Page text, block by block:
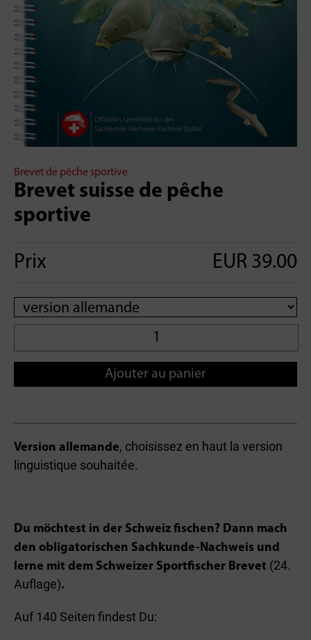
Brevet de pêche sportive
Brevet suisse de pêche
sportive
Prix EUR 39.00
Ajouter au panier
Version allemande, choisissez en haut la version
linguistique souhaitée.
Du möchtest in der Schweiz fischen? Dann mach
den obligatorischen Sachkunde-Nachweis und
lerne mit dem Schweizer Sportfischer Brevet (24.
Auflage).
Auf 140 Seiten findest Du: